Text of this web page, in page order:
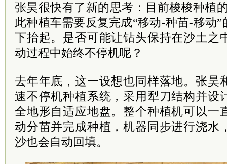
张昊很快有了新的思考：目前梭梭种植
此种植车需要反复完成“移动-种苗-移动
下抬起。是否可能让钻头保持在沙土之
动过程中始终不停机呢？
去年年底，这一设想也同样落地。张昊
速不停机种植系统，采用犁刀结构并设
全地形自适应地盘。整个种植机可以一
动分苗并完成种植，机器同步进行浇水
沙也会自动回填。